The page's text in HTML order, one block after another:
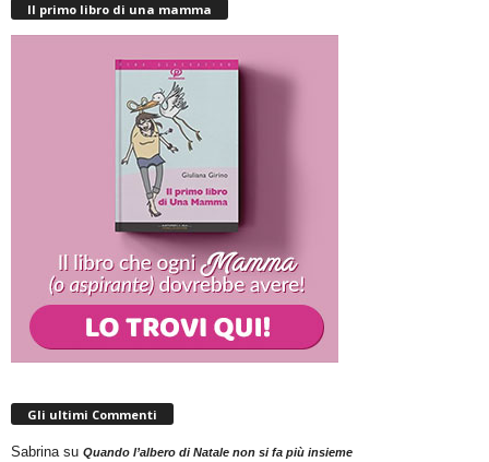
Il primo libro di una mamma
Gli ultimi Commenti
Sabrinasu Quando l’albero di Natale non si fa più insieme